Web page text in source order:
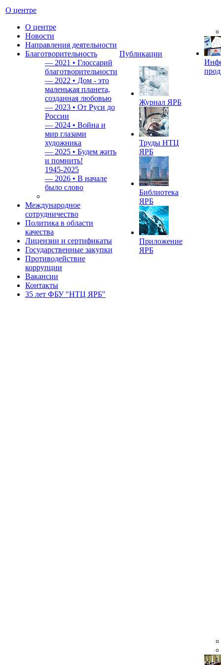
О центре
О центре
Новости
Направления деятельности
Благотворительность
— 2021 • Глоссарий
благотворительности
— 2022 • Дом - это
маленькая планета,
созданная любовью
— 2023 • От Руси до
России
— 2024 • Война и
мир глазами
художника
— 2025 • Будем жить
и помнить!
1945-2025
— 2026 • В начале
было слово
Международное
сотрудничество
Политика в области
качества
Лицензии и сертификаты
Государственные закупки
Противодействие
коррупции
Вакансии
Контакты
35 лет ФБУ "НТЦ ЯРБ"
Публикации
Журнал ЯРБ
Труды НТЦ
ЯРБ
Библиотека
ЯРБ
Приложение
ЯРБ